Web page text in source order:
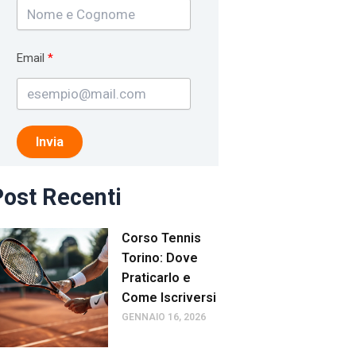
Email
Invia
Recenti
Corso Tennis
Torino: Dove
Praticarlo e
Come Iscriversi
GENNAIO 16, 2026